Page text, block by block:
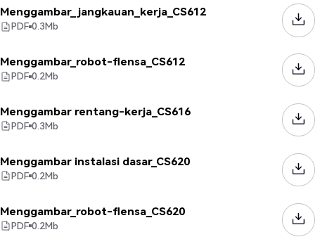
Menggambar_jangkauan_kerja_CS612
PDF 0.3Mb
Menggambar_robot-flensa_CS612
PDF 0.2Mb
Menggambar rentang-kerja_CS616
PDF 0.3Mb
Menggambar instalasi dasar_CS620
PDF 0.2Mb
Menggambar_robot-flensa_CS620
PDF 0.2Mb